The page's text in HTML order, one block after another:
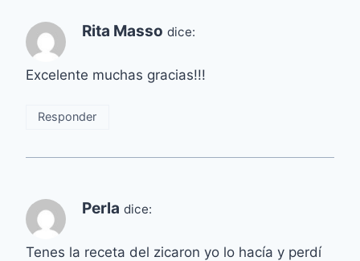
Rita Masso dice:
Excelente muchas gracias!!!
Responder
Perla dice:
Tenes la receta del zicaron yo lo hacía y perdí